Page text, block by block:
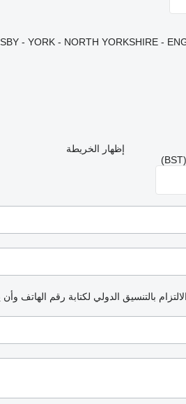
إظهار الخريطة
بالتنسيق الدولي لكتابة رقم الهاتف